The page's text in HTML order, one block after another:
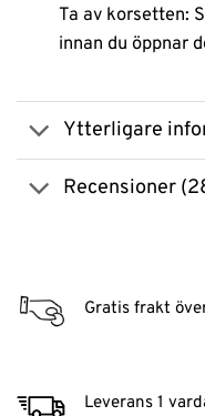
Ta av korsetten:
innan du öppnar
Ytterligare
Recensioner
Gratis frakt
Leverans 1